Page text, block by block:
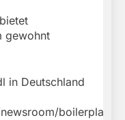
gewohnt
in Deutschland
boilerplate).